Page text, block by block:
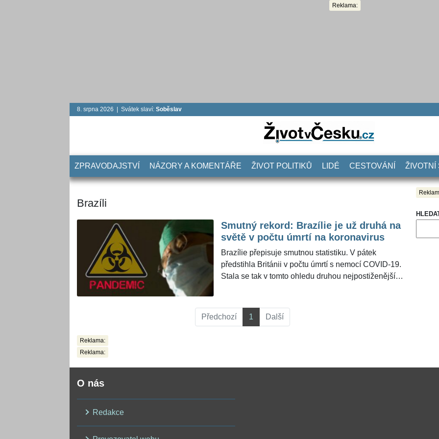
Reklama:
8. srpna 2026 | Svátek slaví: Soběslav
ZPRAVODAJSTVÍ NÁZORY A KOMENTÁŘE ŽIVOT POLITIKŮ LIDÉ CESTOVÁNÍ ŽIVOTNÍ
Brazíli
Smutný rekord: Brazílie je už druhá na
světě v počtu úmrtí na koronavirus
Brazílie přepisuje smutnou statistiku. V pátek
předstihla Británii v počtu úmrtí s nemocí COVID-19.
Stala se tak v tomto ohledu druhou nejpostiženější
Předchozí 1 Další
Reklama:
Reklama:
O nás
Redakce